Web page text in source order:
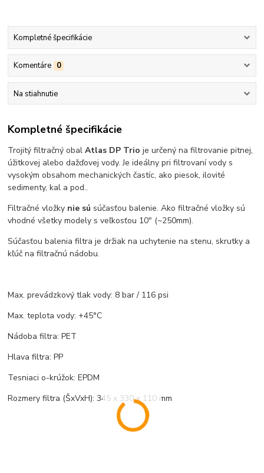
Kompletné špecifikácie
Komentáre 0
Na stiahnutie
Kompletné špecifikácie
Trojitý filtračný obalAtlas DP Trio je určený na filtrovanie pitnej,
úžitkovej alebo dažďovej vody. Je ideálny pri filtrovaní vody s
vysokým obsahom mechanických častíc, ako piesok, ilovité
sedimenty, kal a pod..
Filtračné vložky nie sú súčasťou balenie. Ako filtračné vložky sú
vhodné všetky modely s veľkosťou 10" (~250mm).
Súčasťou balenia filtra je držiak na uchytenie na stenu, skrutky a
kľúč na filtračnú nádobu.
Max. prevádzkový tlak vody: 8 bar / 116 psi
Max. teplota vody: +45°C
Nádoba filtra: PET
Hlava filtra: PP
Tesniaci o-krúžok: EPDM
Rozmery filtra (ŠxVxH): 345 x 330 x 110 mm